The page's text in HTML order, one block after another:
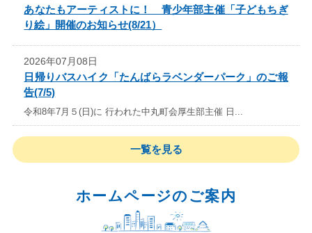
あなたもアーティストに！ 青少年部主催「子どもちぎ
り絵」開催のお知らせ(8/21）
2026年07月08日
日帰りバスハイク「たんばらラベンダーパーク」のご報
告(7/5)
令和8年7月５(日)に 行われた中丸町会厚生部主催 日...
一覧を見る
ホームページのご案内